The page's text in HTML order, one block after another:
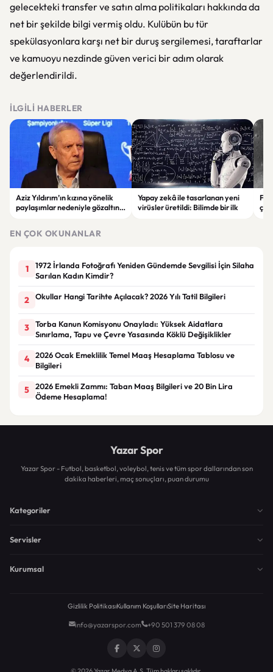
gelecekteki transfer ve satın alma politikaları hakkında da
net bir şekilde bilgi vermiş oldu. Kulübün bu tür
spekülasyonlara karşı net bir duruş sergilemesi, taraftarlar
ve kamuoyu nezdinde güven verici bir adım olarak
değerlendirildi.
İLGILI HABERLER
Aziz Yıldırım’ın kızına yönelik
paylaşımlar nedeniyle gözaltına
Yapay zekâ ile tasarlanan yeni
virüsler üretildi: Bilimde bir ilk
EN ÇOK OKUNANLAR
1
1972 İrlanda Fotoğrafı Yeniden Gündemde Sevgilisi İçin Silaha
Sarılan Kadın Kimdir?
2 Okullar Hangi Tarihte Açılacak? 2026 Yılı Tatil Bilgileri
3
Torba Kanun Komisyonu Onayladı: Yüksek Aidatlara
Sınırlama, Tapu ve Çevre Yasasında Köklü Değişiklikler
4
2026 Ocak Emeklilik Temel Maaş Hesaplama Tablosu ve
Bilgileri
5
2026 Emekli Zammı: Taban Maaş Bilgileri ve 20 Bin Lira
Ödeme Hesaplama!
Yazar Spor
Yazar Spor - Futbol, basketbol, voleybol, tenis ve tüm spor dallarından son
dakika haberleri, maç sonuçları, puan durumu
Kategoriler
Servisler
Kurumsal
Gizlilik PolitikasıKullanım KoşullarıSite Haritası
info@yazarspor.com +90 501 379 08 08